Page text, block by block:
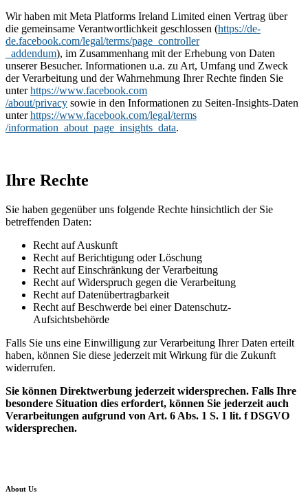
Wir haben mit Meta Platforms Ireland Limited einen Vertrag über
die gemeinsame Verantwortlichkeit geschlossen (https://de-
de.facebook.com/legal/terms/page_controller
_addendum), im Zusammenhang mit der Erhebung von Daten
unserer Besucher. Informationen u.a. zu Art, Umfang und Zweck
der Verarbeitung und der Wahrnehmung Ihrer Rechte finden Sie
unterhttps://www.facebook.com
/about/privacy sowie in den Informationen zu Seiten-Insights-Daten
unterhttps://www.facebook.com/legal/terms
/information_about_page_insights_data.
Ihre Rechte
Sie haben gegenüber uns folgende Rechte hinsichtlich der Sie
betreffenden Daten:
Recht auf Auskunft
Recht auf Berichtigung oder Löschung
Recht auf Einschränkung der Verarbeitung
Recht auf Widerspruch gegen die Verarbeitung
Recht auf Datenübertragbarkeit
Recht auf Beschwerde bei einer Datenschutz-
Aufsichtsbehörde
Falls Sie uns eine Einwilligung zur Verarbeitung Ihrer Daten erteilt
haben, können Sie diese jederzeit mit Wirkung für die Zukunft
widerrufen.
Sie können Direktwerbung jederzeit widersprechen. Falls Ihre
besondere Situation dies erfordert, können Sie jederzeit auch
Verarbeitungen aufgrund von Art. 6 Abs. 1 S. 1 lit. f DSGVO
widersprechen.
About Us